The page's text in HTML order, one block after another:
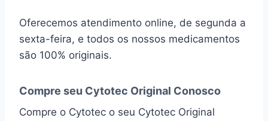
Oferecemos atendimento online, de segunda a
sexta-feira, e todos os nossos medicamentos
são 100% originais.
Compre seu Cytotec Original Conosco
Compre o Cytotec o seu Cytotec Original